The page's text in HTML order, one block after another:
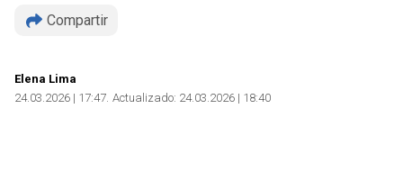
Compartir
Elena Lima
24.03.2026 | 17:47 Actualizado: 24.03.2026 | 18:40